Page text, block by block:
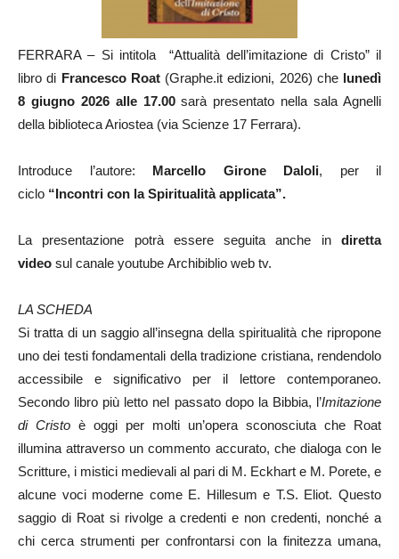
FERRARA – Si intitola “Attualità dell’imitazione di Cristo” il
libro di Francesco Roat(Graphe.it edizioni, 2026) che lunedì
8 giugno 2026 alle 17.00sarà presentato nella sala Agnelli
della biblioteca Ariostea (via Scienze 17 Ferrara).
Introduce l’autore: Marcello Girone Daloli,
per il
ciclo “Incontri con la Spiritualità applicata”.
La presentazione potrà essere seguita anche in diretta
video sul canale youtube Archibiblio web tv.
LA SCHEDA
Si tratta di un saggio all’insegna della spiritualità che ripropone
uno dei testi fondamentali della tradizione cristiana, rendendolo
accessibile e significativo per il lettore contemporaneo.
Secondo libro più letto nel passato dopo la Bibbia, l’Imitazione
di Cristo è oggi per molti un’opera sconosciuta che Roat
illumina attraverso un commento accurato, che dialoga con le
Scritture, i mistici medievali al pari di M. Eckhart e M. Porete, e
alcune voci moderne come E. Hillesum e T.S. Eliot. Questo
saggio di Roat si rivolge a credenti e non credenti, nonché a
chi cerca strumenti per confrontarsi con la finitezza umana,